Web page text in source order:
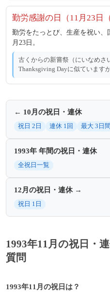
勤労感謝の日（11月23日
勤労をたっとび、生産を祝い、
月23日。
古くからの新嘗祭（にいなめさ
Thanksgiving Dayに似ています
← 10月の祝日・連休
祝日 2日 連休 1回 最大 3日間
1993年 年間の祝日・連休
全祝日一覧
12月の祝日・連休 →
祝日 1日
1993年11月の祝日・
質問
1993年11月の祝日は？